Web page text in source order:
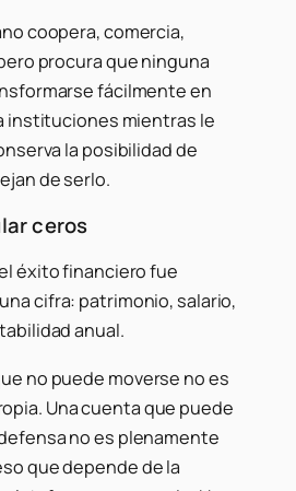
coopera, comercia,
procura que ninguna
fácilmente en
instituciones mientras le
la posibilidad de
de serlo.
ceros
éxito financiero fue
cifra: patrimonio, salario,
anual.
no puede moverse no es
Una cuenta que puede
no es plenamente
que depende de la